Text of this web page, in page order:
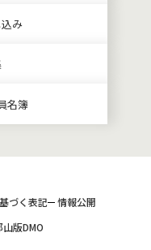
み
名簿
づく表記
情報公開
山版DMO